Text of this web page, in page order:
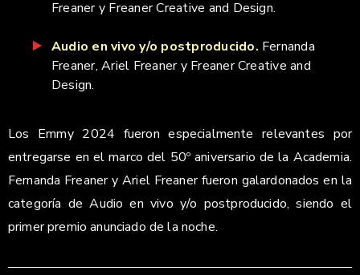
Freaner y Freaner Creative and Design.
Audio en vivo y/o postproducido. Fernanda
Freaner, Ariel Freaner y Freaner Creative and
Design.
Los Emmy 2024 fueron especialmente relevantes por
entregarse en el marco del 50º aniversario de la Academia.
Fernanda Freaner y Ariel Freaner fueron galardonados en la
categoría de Audio en vivo y/o postproducido, siendo el
primer premio anunciado de la noche.